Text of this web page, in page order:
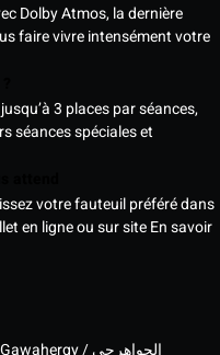
Dolby Atmos, la dernière
faire vivre intensément votre
3 places par séances,
séances spéciales et
votre fauteuil préféré dans
en ligne ou sur siteEn savoir
El Gawahergy / الجواهرجي